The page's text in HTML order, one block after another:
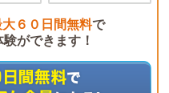
６０日間無料で
ができます！